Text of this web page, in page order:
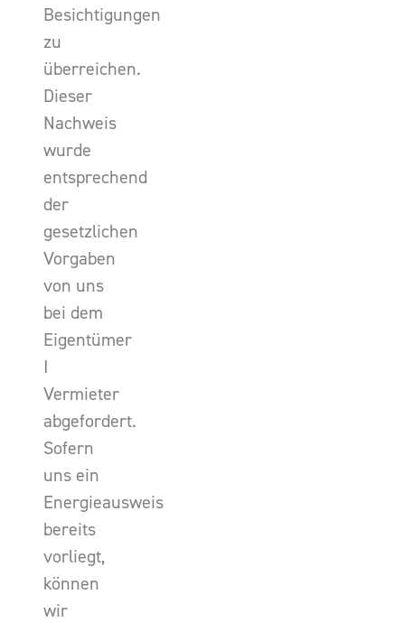
Besichtigungen
zu
überreichen.
Dieser
Nachweis
wurde
entsprechend
der
gesetzlichen
Vorgaben
von uns
bei dem
Eigentümer
I
Vermieter
abgefordert.
Sofern
uns ein
Energieausweis
bereits
vorliegt,
können
wir